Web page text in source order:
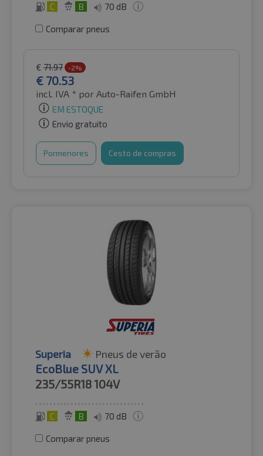
C B 70 dB
Comparar pneus
€ 71.97 -2%
€ 70.53
incl. IVA * por Auto-Raifen GmbH
EM ESTOQUE
Envio gratuito
Pormenores Cesto de compras
Superia Pneus de verão
EcoBlue SUV XL
235/55R18104V
C B 70 dB
Comparar pneus